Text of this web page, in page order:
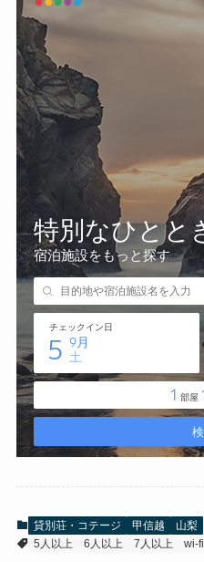
貸別荘・コテージ 甲信越
山梨
5人以上
6人以上 7人以上 wi-fi